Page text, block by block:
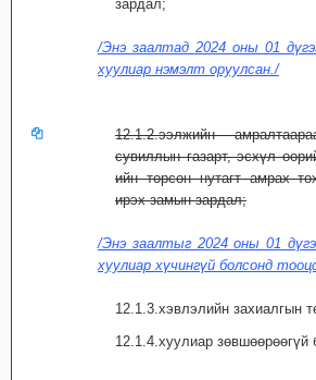
зардал;
/Энэ заалтад 2024 оны 01
хуулиар нэмэлт оруулсан./
12.1.2.ээлжийн
сувиллын газарт, эсхүл
ийн төрсөн нутагт амрах
ирэх замын зардал;
/Энэ заалтыг 2024 оны 01
хуулиар хүчингүй болсонд
12.1.3.хэвлэлийн захиалгын
12.1.4.хуулиар зөвшөөрөөгүй